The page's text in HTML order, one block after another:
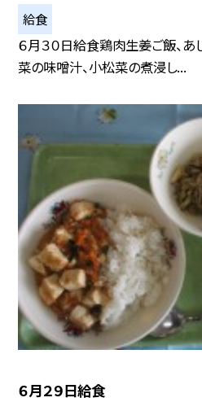
給食
６月３０日給食鶏肉生姜ご飯、
菜の味噌汁、小松菜の煮浸し...
６月２９日給食